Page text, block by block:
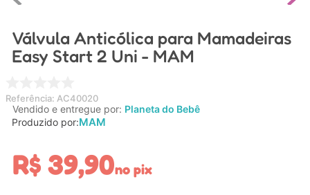
Válvula Anticólica para Mamadeiras
Easy Start 2 Uni - MAM
Referência: AC40020
Vendido e entregue por: Planeta do Bebê
Produzido por:MAM
R$ 39,90no pix
5º
chupeta
7º
mamadeira
8º
carrinho
10º brinquedo